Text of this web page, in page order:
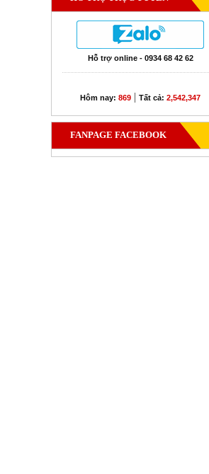
Hỗ trợ online - 0934 68 42 62
Hôm nay: 869 | Tất cả: 2,542,347
FANPAGE FACEBOOK